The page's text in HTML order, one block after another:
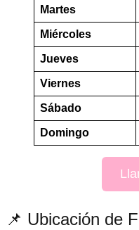
Martes
Miércoles
Jueves
Viernes
Sábado
Domingo
📌 Ubicación de